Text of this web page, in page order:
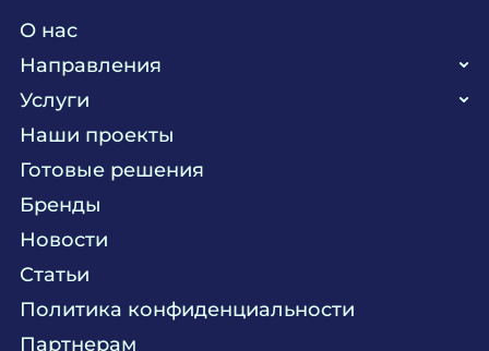
О нас
Направления
Кухня
Прачечная
Текстиль
Химия
Мебель
Комплексное оснащение
Услуги
Поставка аксессуаров и запасных частей
Сервисное обслуживание
Консалтинг
Технологическое проектирование
Продажа оборудования
Монтажные и пусконаладочные работы
Наши проекты
Готовые решения
Бренды
Новости
Статьи
Политика конфиденциальности
Партнерам